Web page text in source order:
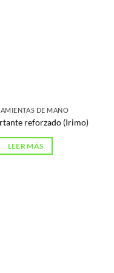
DE MANO
reforzado (Irimo)
LEER MÁS